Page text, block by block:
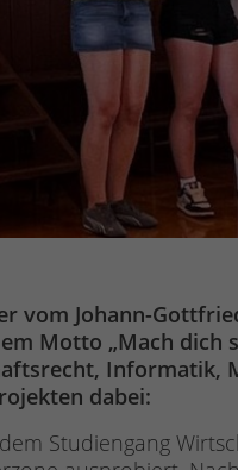
vom Johann-
Motto „Mach dich
Informatik,
dabei:
Studiengang